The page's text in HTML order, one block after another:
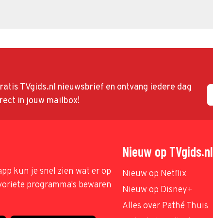
TVgids.nl nieuwsbrief en ontvang iedere dag
in jouw mailbox!
kun je snel zien wat er op
programma's bewaren
Nieuw op TVgids.nl
Nieuw op Netflix
Nieuw op Disney+
Alles over Pathé Thuis